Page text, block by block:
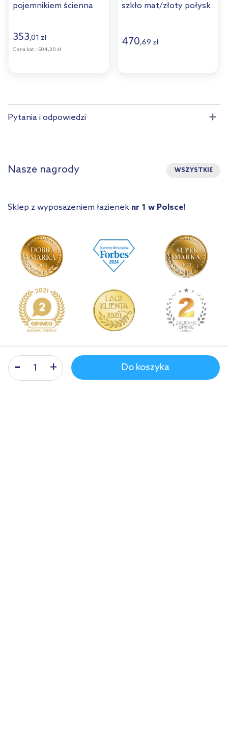
Do koszyka
pojemnikiem ścienna
353,01 zł
Cena kat.: 504,30 zł
szkło mat/złoty połysk
470,69 zł
Pytania i odpowiedzi
Nasze nagrody WSZYSTKIE
Sklep z wyposażeniem łazienek nr 1 w Polsce!
Odbiór zamówienia